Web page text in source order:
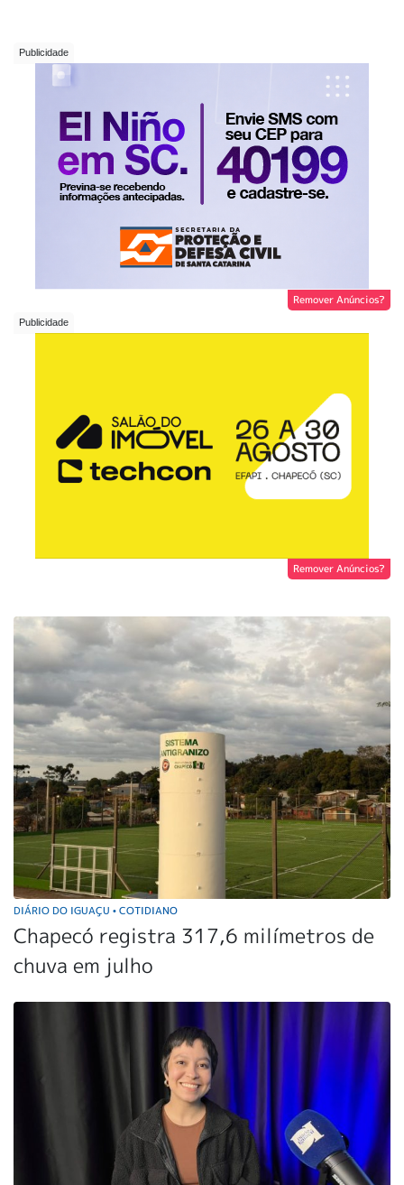
Remover Anúncios?
Remover Anúncios?
DIÁRIO DO IGUAÇU • COTIDIANO
Chapecó registra 317,6 milímetros de
chuva em julho